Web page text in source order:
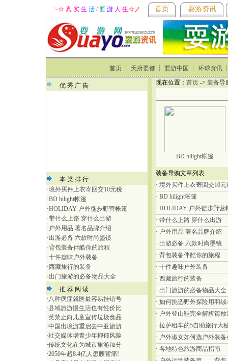
╰☆ 真 实 生 活 /耍 游人 生☆ ノ 首页 耍游资讯
首页 ┊ 天府耍都 ┊ 耍游中国 ┊ 环球资讯
优 秀 广 告
本 类 排 行
·境外买件上衣寄回交10元税
·BD hilight帐篷
·HOLIDAY 户外徙步野营帐篷
·带什么上路 穿什么出游
· 户外用品 著名品牌介绍
·出游必备 六款时尚墨镜
·背包装备伴酷你的旅程
·十件趣味户外装备
·西藏旅行的装备
·出门旅游的必备物品大全
推 荐 阅 读
·八种病症就医最容易挂错号
·县域旅游慢生活也有性价比
·英禁止向儿童宣传垃圾食品
·中国出境游重启去中亚旅游
·社交媒体增青少年抑郁风险
·传统文化在为城市旅游加分
·2050年超8.4亿人患腰背痛!
现在位置： 首页 -> 装备导
BD hilight帐篷
装备导购文章列表
· 境外买件上衣寄回交10元
· BD hilight帐篷
· HOLIDAY 户外徙步野营
· 带什么上路 穿什么出游
· 户外用品 著名品牌介绍
· 出游必备 六款时尚墨镜
· 背包装备伴酷你的旅程
· 十件趣味户外装备
· 西藏旅行的装备
· 出门旅游的必备物品大全
· 如何挑选野外探险用羽绒
· 户外登山鞋完全解析篇放
· 拉萨租车的5自助旅行大
· 户外淑女如何选户外装备
· 各地特色旅游商品指南